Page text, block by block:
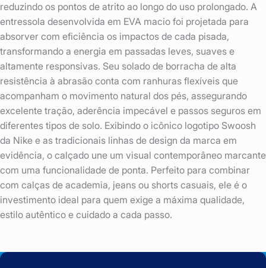
reduzindo os pontos de atrito ao longo do uso prolongado. A
entressola desenvolvida em EVA macio foi projetada para
absorver com eficiência os impactos de cada pisada,
transformando a energia em passadas leves, suaves e
altamente responsivas. Seu solado de borracha de alta
resistência à abrasão conta com ranhuras flexíveis que
acompanham o movimento natural dos pés, assegurando
excelente tração, aderência impecável e passos seguros em
diferentes tipos de solo. Exibindo o icônico logotipo Swoosh
da Nike e as tradicionais linhas de design da marca em
evidência, o calçado une um visual contemporâneo marcante
com uma funcionalidade de ponta. Perfeito para combinar
com calças de academia, jeans ou shorts casuais, ele é o
investimento ideal para quem exige a máxima qualidade,
estilo autêntico e cuidado a cada passo.